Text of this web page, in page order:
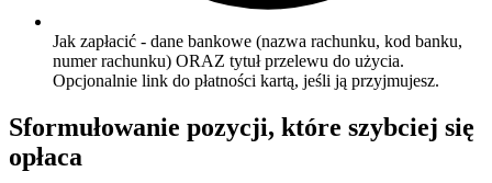
Jak zapłacić - dane bankowe (nazwa rachunku, kod banku,
numer rachunku) ORAZ tytuł przelewu do użycia.
Opcjonalnie link do płatności kartą, jeśli ją przyjmujesz.
Sformułowanie pozycji, które szybciej się
opłaca